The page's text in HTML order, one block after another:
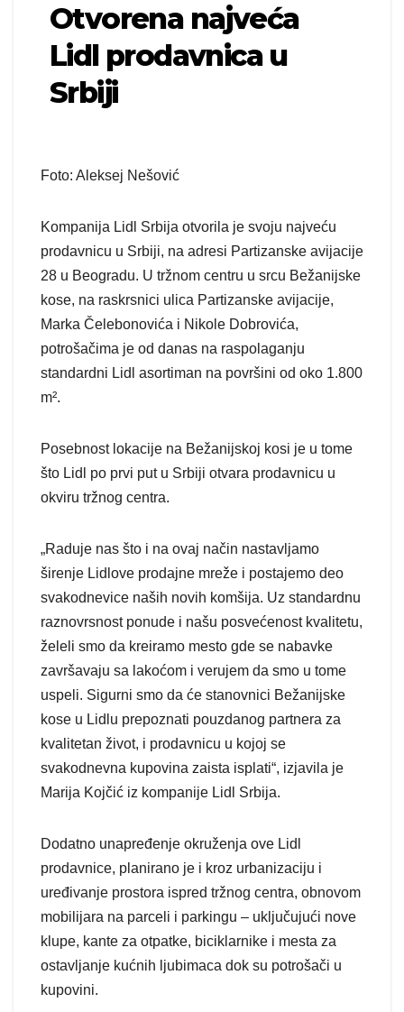
Otvorena najveća
Lidl prodavnica u
Srbiji
Foto: Aleksej Nešović
Kompanija Lidl Srbija otvorila je svoju najveću
prodavnicu u Srbiji, na adresi Partizanske avijacije
28 u Beogradu. U tržnom centru u srcu Bežanijske
kose, na raskrsnici ulica Partizanske avijacije,
Marka Čelebonovića i Nikole Dobrovića,
potrošačima je od danas na raspolaganju
standardni Lidl asortiman na površini od oko 1.800
m².
Posebnost lokacije na Bežanijskoj kosi je u tome
što Lidl po prvi put u Srbiji otvara prodavnicu u
okviru tržnog centra.
„Raduje nas što i na ovaj način nastavljamo
širenje Lidlove prodajne mreže i postajemo deo
svakodnevice naših novih komšija. Uz standardnu
raznovrsnost ponude i našu posvećenost kvalitetu,
želeli smo da kreiramo mesto gde se nabavke
završavaju sa lakoćom i verujem da smo u tome
uspeli. Sigurni smo da će stanovnici Bežanijske
kose u Lidlu prepoznati pouzdanog partnera za
kvalitetan život, i prodavnicu u kojoj se
svakodnevna kupovina zaista isplati“, izjavila je
Marija Kojčić iz kompanije Lidl Srbija.
Dodatno unapređenje okruženja ove Lidl
prodavnice, planirano je i kroz urbanizaciju i
uređivanje prostora ispred tržnog centra, obnovom
mobilijara na parceli i parkingu – uključujući nove
klupe, kante za otpatke, biciklarnike i mesta za
ostavljanje kućnih ljubimaca dok su potrošači u
kupovini.